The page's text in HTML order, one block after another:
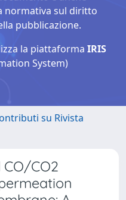
normativa sul diritto
pubblicazione.
la piattaforma IRIS
System)
su Rivista
CO2